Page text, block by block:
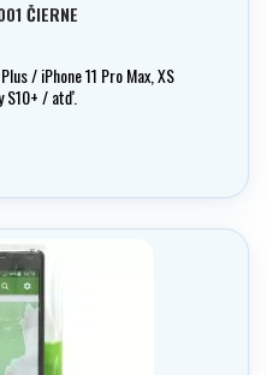
ČIERNE
/ iPhone 11 Pro Max, XS
S10+ / atď.